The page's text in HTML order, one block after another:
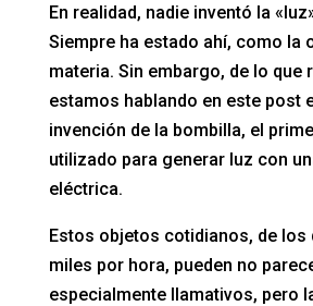
En realidad, nadie inventó la
Siempre ha estado ahí, como la
materia. Sin embargo, de lo que
estamos hablando en este post
invención de la bombilla, el
utilizado para generar luz con
eléctrica.
Estos objetos cotidianos, de los
miles por hora, pueden no
especialmente llamativos, pero